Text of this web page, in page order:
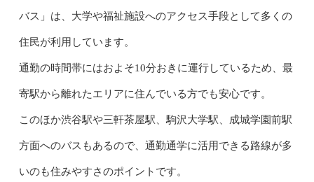
バス」は、大学や福祉施設へのアクセス手段として多くの
住民が利用しています。
通勤の時間帯にはおよそ10分おきに運行しているため、最
寄駅から離れたエリアに住んでいる方でも安心です。
このほか渋谷駅や三軒茶屋駅、駒沢大学駅、成城学園前駅
方面へのバスもあるので、通勤通学に活用できる路線が多
いのも住みやすさのポイントです。